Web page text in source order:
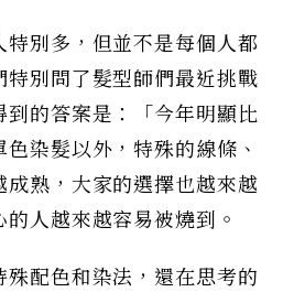
別多，但並不是每個人都
特別問了髮型師們最近挑戰
的答案是：「今年明顯比
染髮以外，特殊的線條、
熟，大家的選擇也越來越
人越來越容易被燒到。
配色和染法，還在思考的